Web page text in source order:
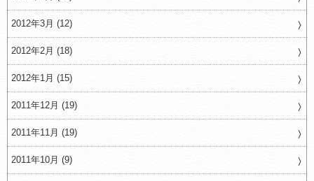
2012年3月 (12)
2012年2月 (18)
2012年1月 (15)
2011年12月 (19)
2011年11月 (19)
2011年10月 (9)